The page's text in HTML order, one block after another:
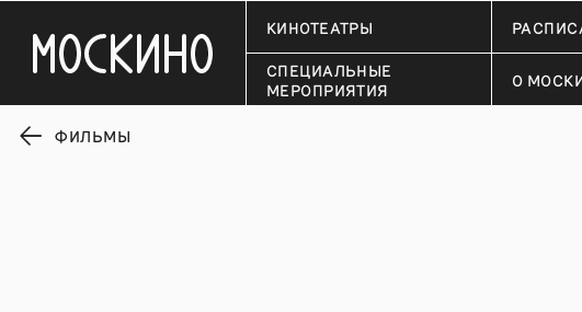
КИНОТЕАТРЫ
СПЕЦИАЛЬНЫЕ
МЕРОПРИЯТИЯ
О
ФИЛЬМЫ